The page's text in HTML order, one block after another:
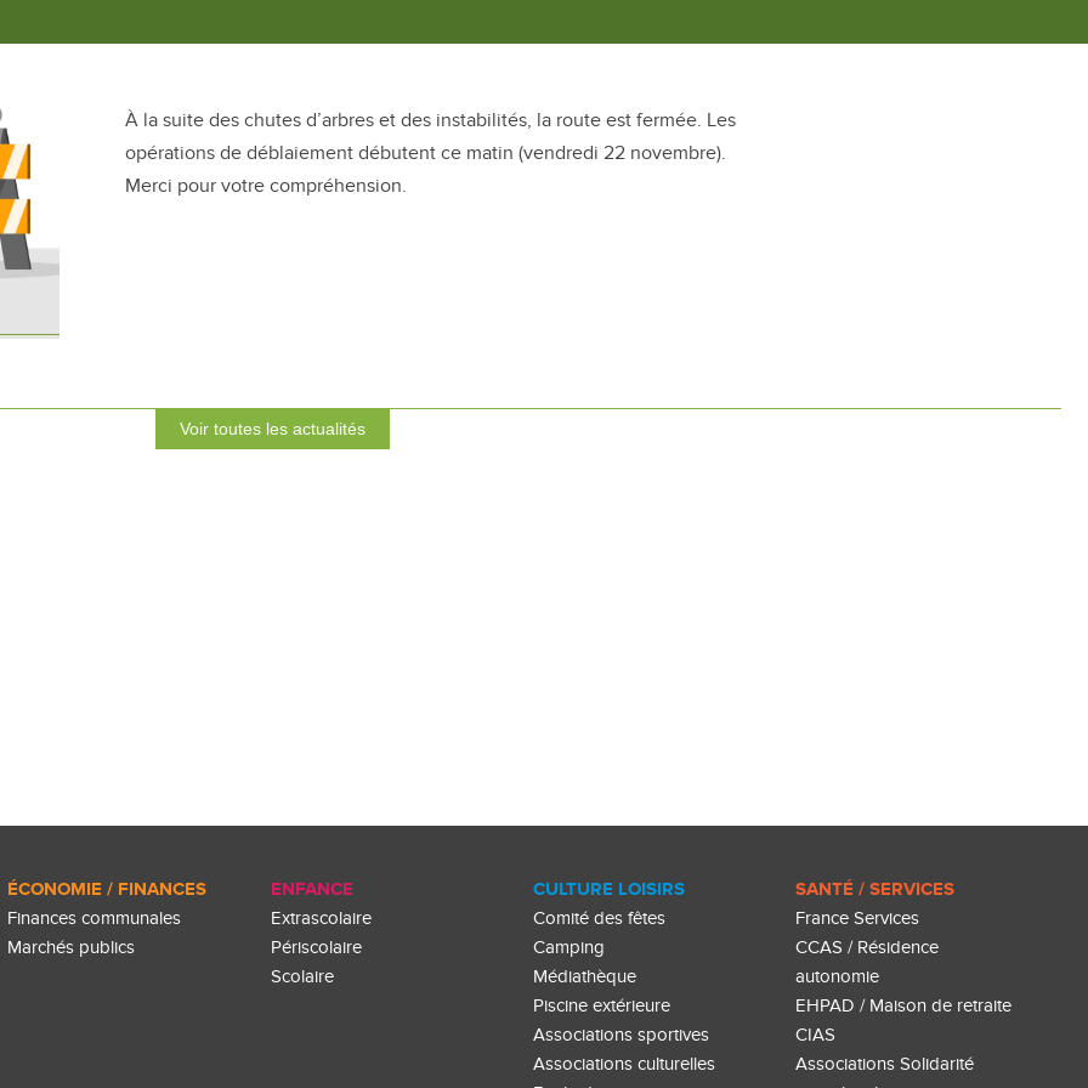
À la suite des chutes d’arbres et des instabilités, la route est fermée. Les
opérations de déblaiement débutent ce matin (vendredi 22 novembre).
Merci pour votre compréhension.
Voir toutes les actualités
ÉCONOMIE / FINANCES
Finances communales
Marchés publics
ENFANCE
Extrascolaire
Périscolaire
Scolaire
CULTURE LOISIRS
Comité des fêtes
Camping
Médiathèque
Piscine extérieure
Associations sportives
Associations culturelles
SANTÉ / SERVICES
France Services
CCAS / Résidence
autonomie
EHPAD / Maison de retraite
CIAS
Associations Solidarité